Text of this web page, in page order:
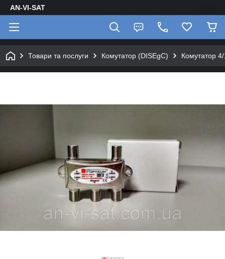
AN-VI-SAT
Товари та послуги Комутатор (DISEgC) Комутатор